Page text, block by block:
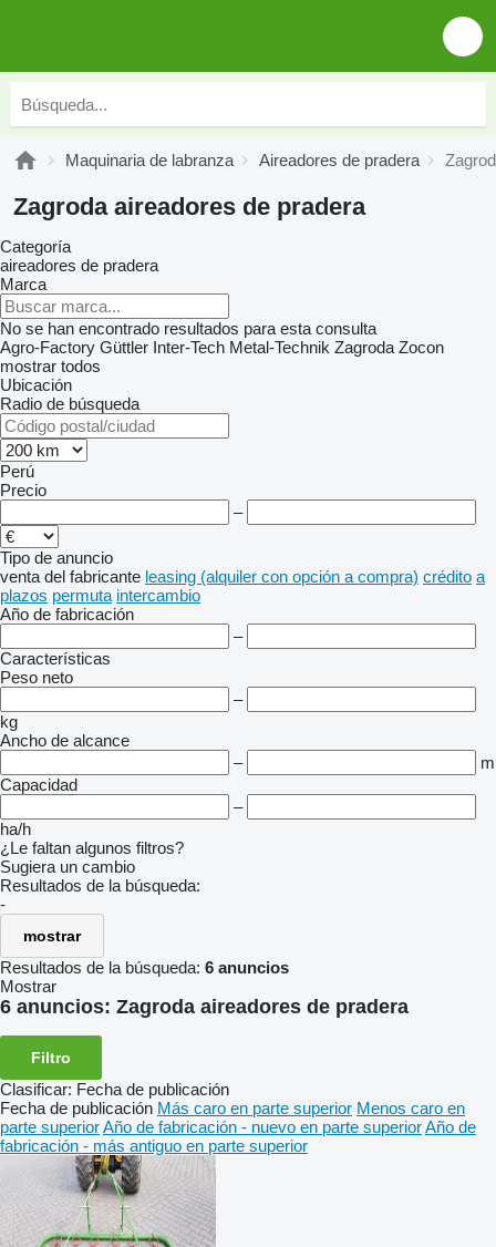
Maquinaria de labranza Aireadores de pradera
Zagroda aireadores de pradera
Categoría
aireadores de pradera
Marca
No se han encontrado resultados para esta consulta
Agro-Factory Güttler Inter-Tech Metal-Technik Zagroda Zocon
mostrar todos
Ubicación
Radio de búsqueda
Perú
Precio
–
Tipo de anuncio
venta del fabricante leasing (alquiler con opción a compra) crédito a
plazos permuta intercambio
Año de fabricación
–
Características
Peso neto
–
kg
Ancho de alcance
–
m
Capacidad
–
ha/h
¿Le faltan algunos filtros?
Sugiera un cambio
Resultados de la búsqueda:
-
mostrar
Resultados de la búsqueda: 6 anuncios
Mostrar
6 anuncios: Zagroda aireadores de pradera
Filtro
Clasificar: Fecha de publicación
Fecha de publicación Más caro en parte superior Menos caro en
parte superiorAño de fabricación - nuevo en parte superiorAño de
fabricación - más antiguo en parte superior